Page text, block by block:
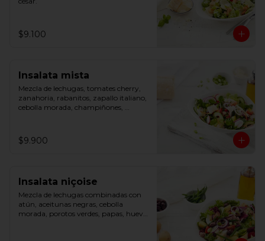
$9.100
Insalata mista
Mezcla de lechugas, tomates cherry,
zanahoria, rabanitos, zapallo italiano,
cebolla morada, champiñones,
$9.900
Insalata niçoise
Mezcla de lechugas combinadas con
atún, aceitunas negras, cebolla
morada, porotos verdes, papas, huevo